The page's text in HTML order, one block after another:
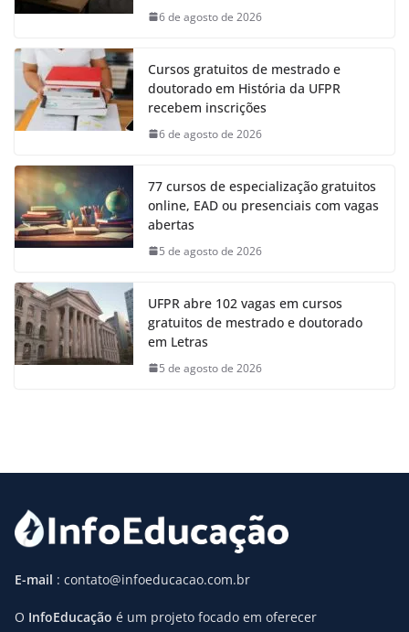
6 de agosto de 2026
Cursos gratuitos de mestrado e
doutorado em História da UFPR
recebem inscrições
6 de agosto de 2026
77 cursos de especialização gratuitos
online, EAD ou presenciais com vagas
abertas
5 de agosto de 2026
UFPR abre 102 vagas em cursos
gratuitos de mestrado e doutorado
em Letras
5 de agosto de 2026
E-mail : contato@infoeducacao.com.br
O InfoEducação é um projeto focado em oferecer